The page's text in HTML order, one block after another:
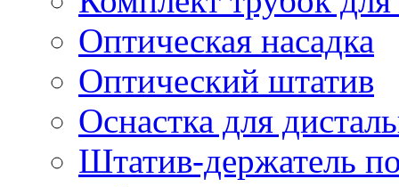
Оптическая насадка
Оптический штатив
Оснастка для
Штатив-держатель